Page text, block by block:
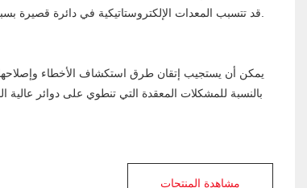
يمكن أن يستجيب إتقان طرق استكشاف الأخطاء
بالنسبة للمشكلات المعقدة التي تنطوي على دوائر عالية
مشاهدة المنتجات